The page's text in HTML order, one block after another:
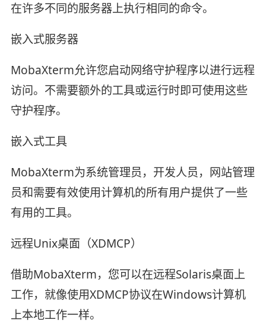
在许多不同的服务器上执行相同的命令。
嵌入式服务器
MobaXterm允许您启动网络守护程序以进行远程
访问。不需要额外的工具或运行时即可使用这些
守护程序。
嵌入式工具
MobaXterm为系统管理员，开发人员，网站管理
员和需要有效使用计算机的所有用户提供了一些
有用的工具。
远程Unix桌面（XDMCP）
借助MobaXterm，您可以在远程Solaris桌面上
工作，就像使用XDMCP协议在Windows计算机
上本地工作一样。